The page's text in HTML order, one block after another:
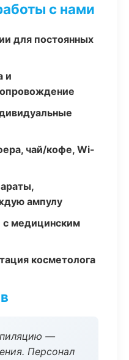
с нами
для постоянных
и
чай/кофе, Wi-
ампулу
с медицинским
косметолога
—
Персонал